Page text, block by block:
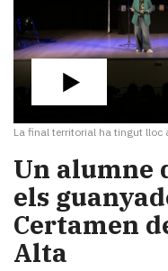
La final territorial ha tingut lloc
Un alumne
els
Certamen
Alta